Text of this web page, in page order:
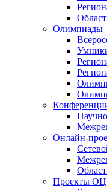
Олимпиады
Онлайн-
Проекты